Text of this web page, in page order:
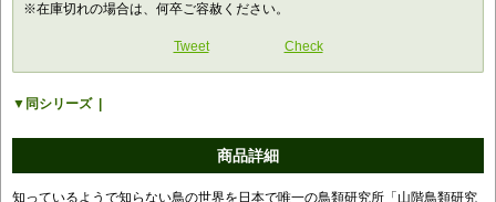
※在庫切れの場合は、何卒ご容赦ください。
Tweet Check
同シリーズ
商品詳細
知っているようで知らない鳥の世界を日本で唯一の鳥類研究所「山階鳥類研究